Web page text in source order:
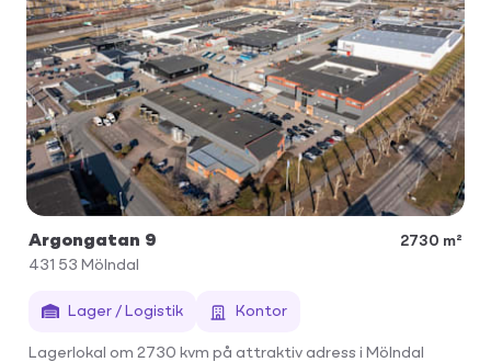
Argongatan 9
2730 m²
431 53 Mölndal
Lager / Logistik Kontor
Lagerlokal om 2730 kvm på attraktiv adress i Mölndal